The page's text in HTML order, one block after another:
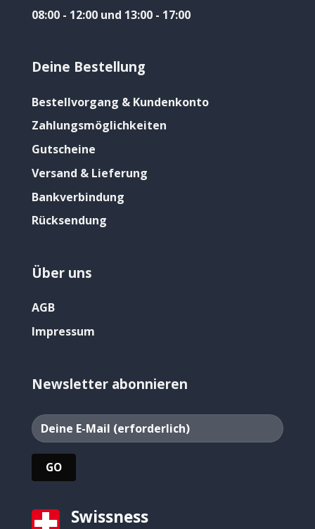
08:00 - 12:00 und 13:00 - 17:00
Deine Bestellung
Bestellvorgang & Kundenkonto
Zahlungsmöglichkeiten
Gutscheine
Versand & Lieferung
Bankverbindung
Rücksendung
Über uns
AGB
Impressum
Newsletter abonnieren
Swissness